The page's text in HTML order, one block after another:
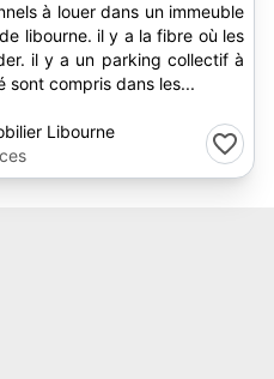
à louer dans un immeuble
libourne. il y a la fibre où les
il y a un parking collectif à
sont compris dans les...
Libourne